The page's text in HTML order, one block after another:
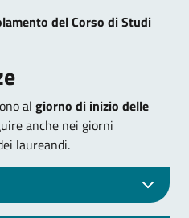
del Corso di Studi
al giorno di inizio delle
anche nei giorni
laureandi.